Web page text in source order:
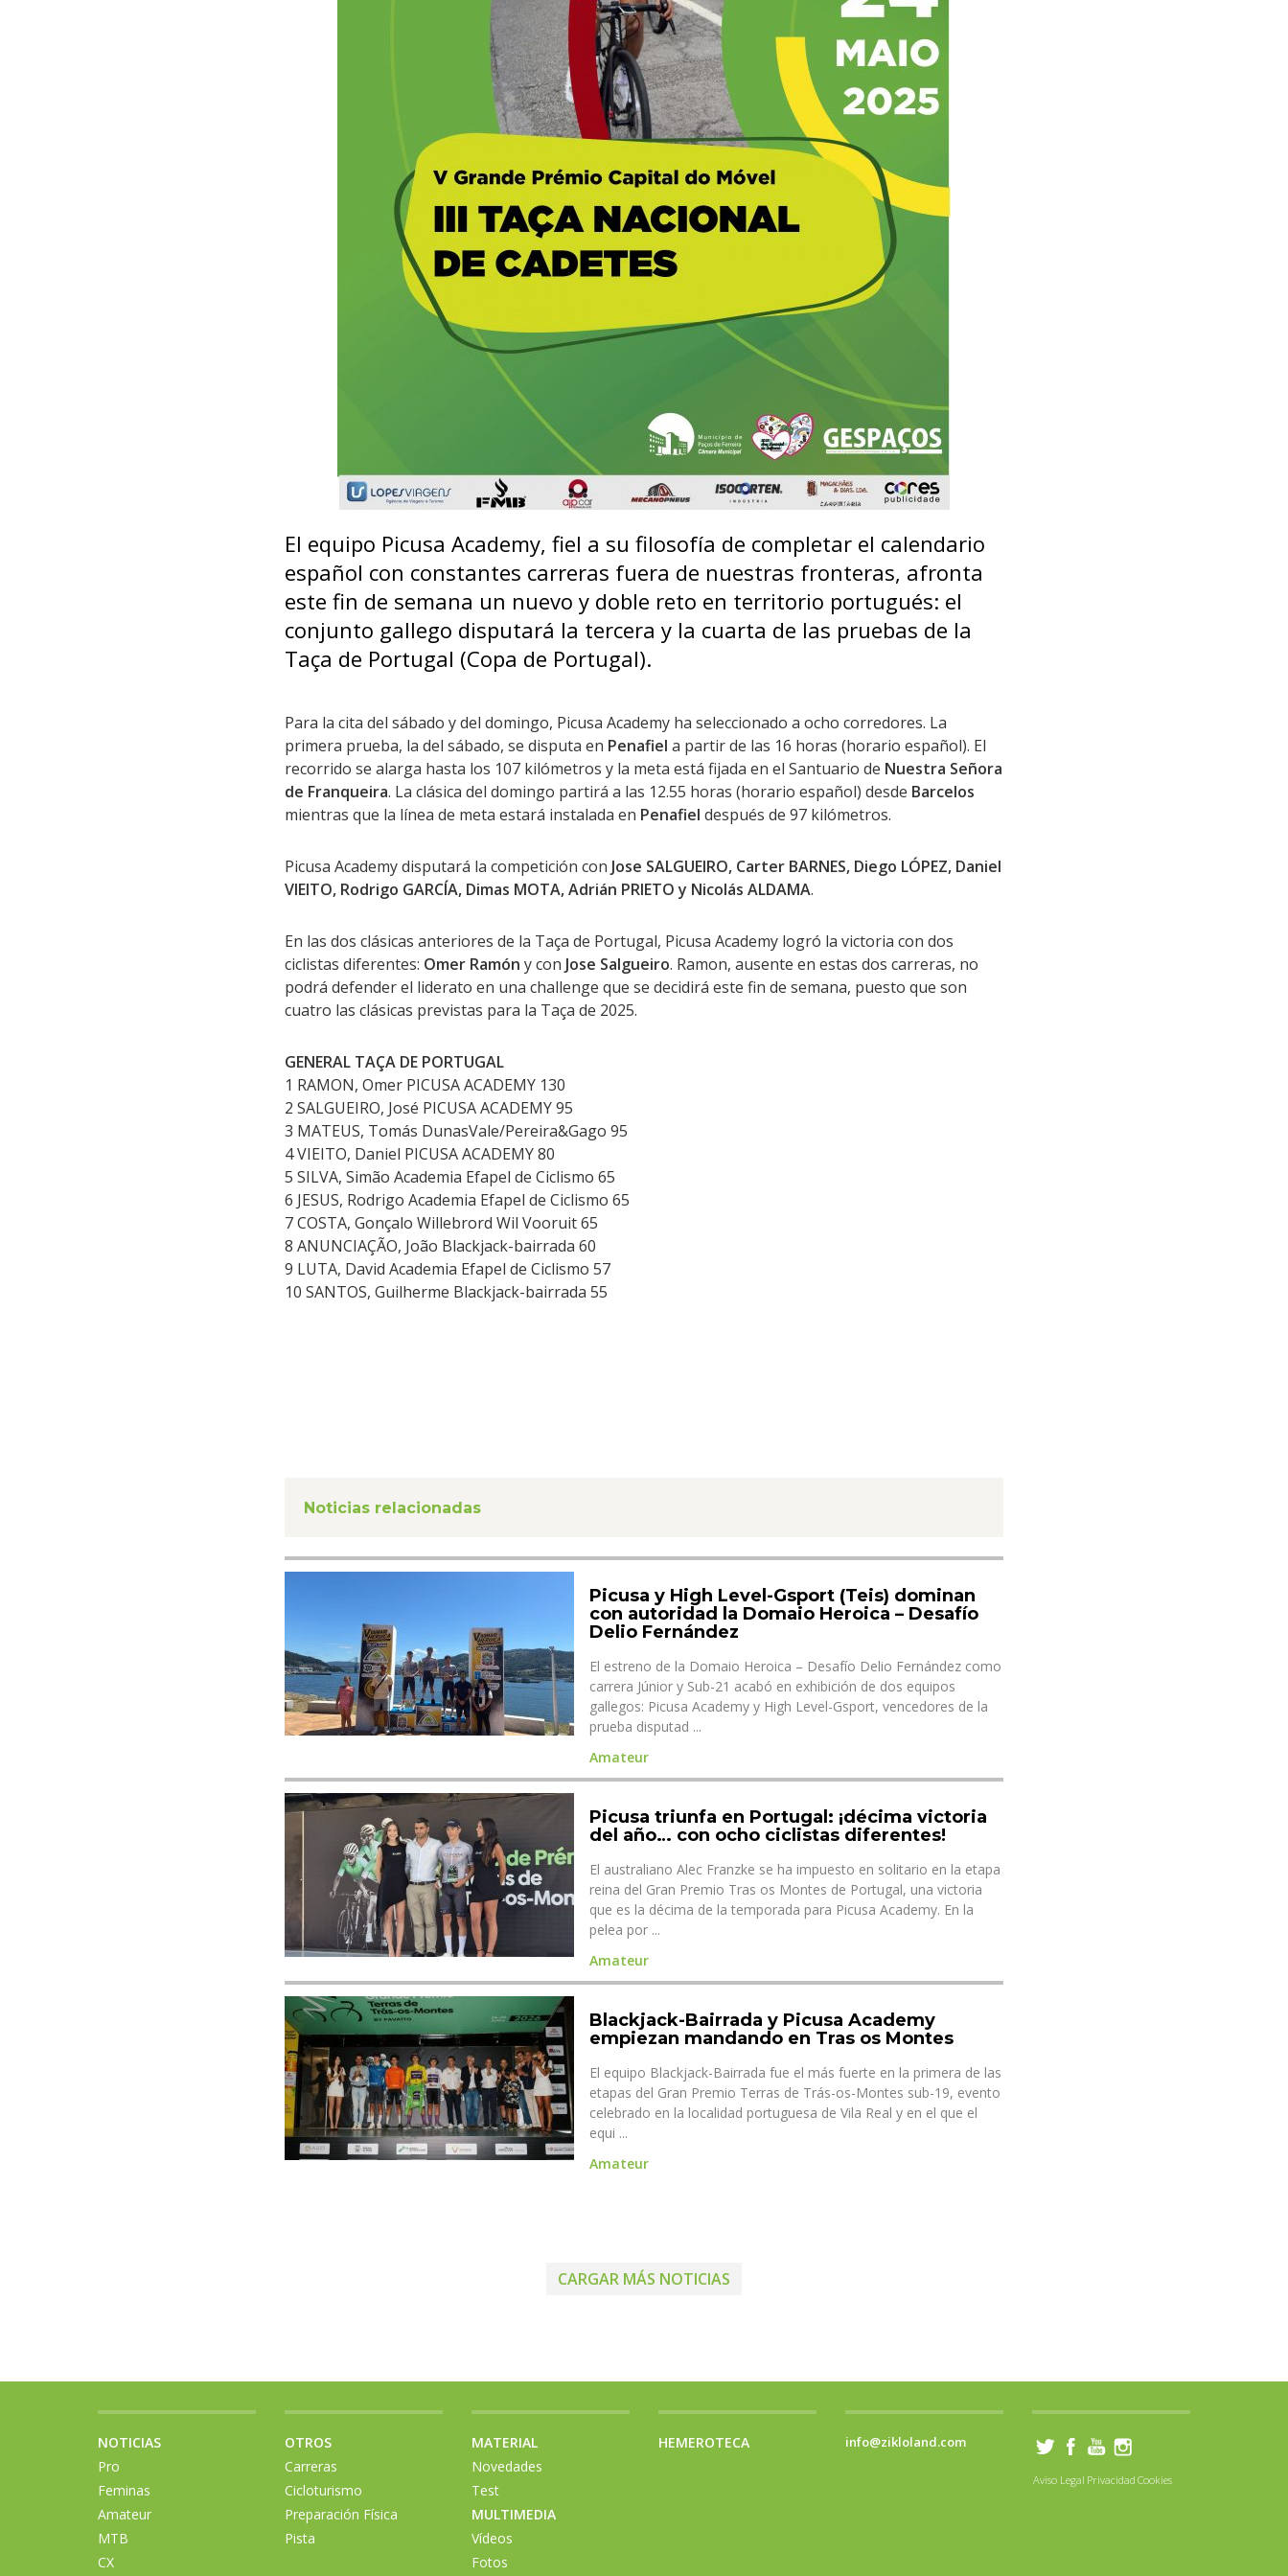
El equipo Picusa Academy, fiel a su filosofía de completar el calendario
español con constantes carreras fuera de nuestras fronteras, afronta
este fin de semana un nuevo y doble reto en territorio portugués: el
conjunto gallego disputará la tercera y la cuarta de las pruebas de la
Taça de Portugal (Copa de Portugal).
Para la cita del sábado y del domingo, Picusa Academy ha seleccionado a ocho corredores. La
primera prueba, la del sábado, se disputa en Penafiel a partir de las 16 horas (horario español). El
recorrido se alarga hasta los 107 kilómetros y la meta está fijada en el Santuario de Nuestra Señora
de Franqueira. La clásica del domingo partirá a las 12.55 horas (horario español) desde Barcelos
mientras que la línea de meta estará instalada en Penafiel después de 97 kilómetros.
Picusa Academy disputará la competición con Jose SALGUEIRO, Carter BARNES, Diego LÓPEZ, Daniel
VIEITO, Rodrigo GARCÍA, Dimas MOTA, Adrián PRIETO y Nicolás ALDAMA.
En las dos clásicas anteriores de la Taça de Portugal, Picusa Academy logró la victoria con dos
ciclistas diferentes: Omer Ramón y con Jose Salgueiro. Ramon, ausente en estas dos carreras, no
podrá defender el liderato en una challenge que se decidirá este fin de semana, puesto que son
cuatro las clásicas previstas para la Taça de 2025.
GENERAL TAÇA DE PORTUGAL
1 RAMON, Omer PICUSA ACADEMY 130
2 SALGUEIRO, José PICUSA ACADEMY 95
3 MATEUS, Tomás DunasVale/Pereira&Gago 95
4 VIEITO, Daniel PICUSA ACADEMY 80
5 SILVA, Simão Academia Efapel de Ciclismo 65
6 JESUS, Rodrigo Academia Efapel de Ciclismo 65
7 COSTA, Gonçalo Willebrord Wil Vooruit 65
8 ANUNCIAÇÃO, João Blackjack-bairrada 60
9 LUTA, David Academia Efapel de Ciclismo 57
10 SANTOS, Guilherme Blackjack-bairrada 55
Noticias relacionadas
Picusa y High Level-Gsport (Teis) dominan
con autoridad la Domaio Heroica – Desafío
Delio Fernández
El estreno de la Domaio Heroica – Desafío Delio Fernández como
carrera Júnior y Sub-21 acabó en exhibición de dos equipos
gallegos: Picusa Academy y High Level-Gsport, vencedores de la
prueba disputad ...
Amateur
Picusa triunfa en Portugal: ¡décima victoria
del año… con ocho ciclistas diferentes!
El australiano Alec Franzke se ha impuesto en solitario en la etapa
reina del Gran Premio Tras os Montes de Portugal, una victoria
que es la décima de la temporada para Picusa Academy. En la
pelea por ...
Amateur
Blackjack-Bairrada y Picusa Academy
empiezan mandando en Tras os Montes
El equipo Blackjack-Bairrada fue el más fuerte en la primera de las
etapas del Gran Premio Terras de Trás-os-Montes sub-19, evento
celebrado en la localidad portuguesa de Vila Real y en el que el
equi ...
Amateur
CARGAR MÁS NOTICIAS
NOTICIAS
Pro
Feminas
Amateur
MTB
CX
OTROS
Carreras
Cicloturismo
Preparación Física
Pista
MATERIAL
Novedades
Test
MULTIMEDIA
Vídeos
Fotos
HEMEROTECA info@zikloland.com
Aviso Legal Privacidad Cookies